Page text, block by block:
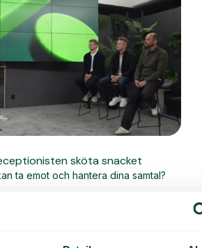
sköta snacket
ta emot och hantera dina samtal?